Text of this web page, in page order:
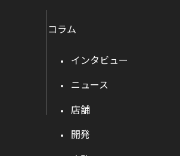
コラム
インタビュー
ニュース
店舗
開発